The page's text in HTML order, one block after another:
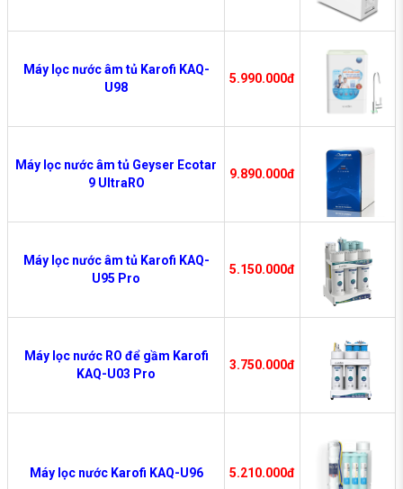
Máy lọc nước âm tủ Karofi KAQ-
U98
5.990.000đ
Máy lọc nước âm tủ Geyser Ecotar
9 UltraRO
9.890.000đ
Máy lọc nước âm tủ Karofi KAQ-
U95 Pro
5.150.000đ
Máy lọc nước RO để gầm Karofi
KAQ-U03 Pro
3.750.000đ
Máy lọc nước Karofi KAQ-U96 5.210.000đ